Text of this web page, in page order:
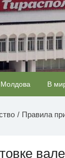
Молдова В
Правила
пересмотришь